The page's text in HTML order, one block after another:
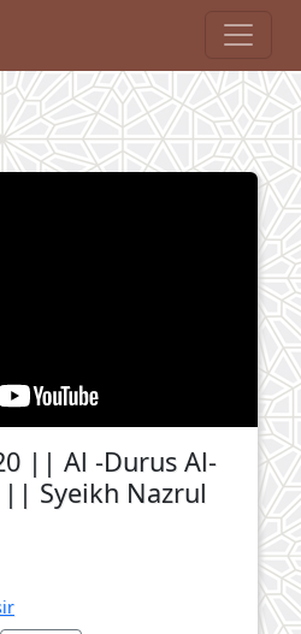
|| Al -Durus Al-
|| Syeikh Nazrul